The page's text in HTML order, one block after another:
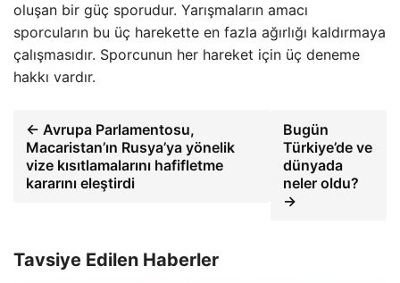
oluşan bir güç sporudur. Yarışmaların amacı
sporcuların bu üç harekette en fazla ağırlığı kaldırmaya
çalışmasıdır. Sporcunun her hareket için üç deneme
hakkı vardır.
← Avrupa Parlamentosu,
Macaristan’ın Rusya’ya yönelik
vize kısıtlamalarını hafifletme
kararını eleştirdi
Bugün
Türkiye’de ve
dünyada
neler oldu?
→
Tavsiye Edilen Haberler